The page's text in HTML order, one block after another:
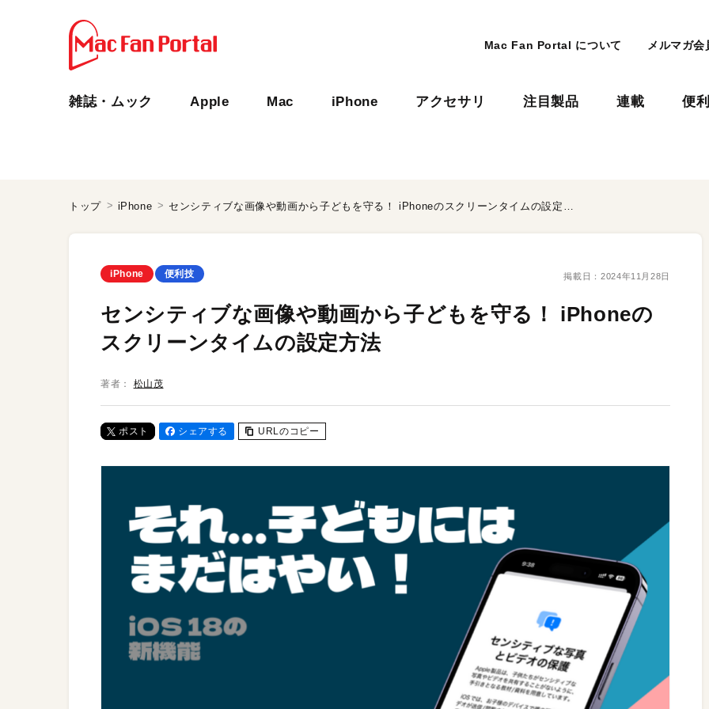
Mac Fan Portal について メルマガ会
雑誌・ムック Apple Mac iPhone アクセサリ 注目製品 連載 便
トップ iPhone センシティブな画像や動画から子どもを守る！ iPhoneのスクリーンタイムの設定方法
iPhone 便利技 掲載日： 2024年11月28日
センシティブな画像や動画から子どもを守る！ iPhoneの
スクリーンタイムの設定方法
著者： 松山茂
ポスト シェアする URLのコピー